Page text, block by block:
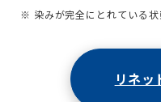
※ 染みが完全にとれている状
リネッ